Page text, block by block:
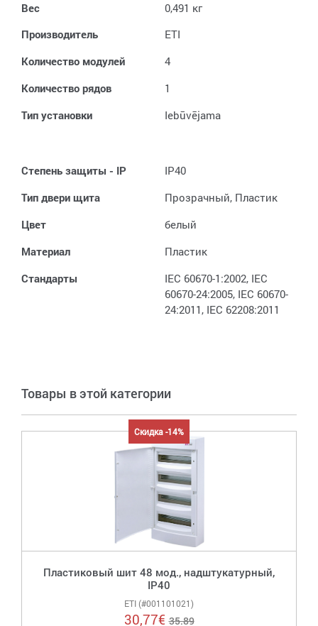
Вес
0,491 кг
Производитель
ETI
Количество модулей
4
Kоличество рядов
1
Тип установки
Iebūvējama
Степень защиты - IP
IP40
Тип двери щитa
Прозрачный, Пластик
Цвет
белый
Материал
Пластик
Стандарты
IEC 60670-1:2002, IEC
60670-24:2005, IEC 60670-
24:2011, IEC 62208:2011
Товары в этой категории
Скидка -14%
Пластиковый шит 48 мод., надштукатурный,
IP40
ETI (#001101021)
30,77€ 35.89